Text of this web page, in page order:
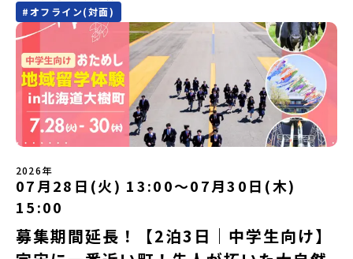
でみませんか？体験のおすすめポイント体験プログラム内容（予
定）＜１日目＞（PM）「オリエンテーション・自己紹介ワーク」
「有田工業高校見学」 -陶芸技術をまなぶ！「セラミック科」のま
なび場を体験 -デザインセンスをまなぶ！「デザイン科」のまなび
場を体験「フィールドワーク」 -有田の歴史ある名所巡り -有田
の歴史的な町並みを体感する「有田焼絵付けアクティビティ」 -職
人さんからまなぶ！有田焼伝統の「絵付け」体験ワークショップ
（協力：clay studio）「みんなで楽しもう！BBQ」 -BBQづく
り -仲間や地元の高校生、町の大人たちと交流・対話＜２日目＞
（AM）「1日目の振り返り」「ワークショップ」 -ゲスト講師によ
（PM）「ランチ/お土産タイム」解散※天候の状況や参加人数によ
ってプログラムを変更する場合がございます。参加概要【開催場
所】佐賀県 有田町（ありたちょう）【実施日程】7月4日（土）〜7
月5日（日）※参加が確定した方には6月5日（金） 18:30～20:00に
「参加者向け事前オンライン研修」をご案内する予定です。必ず参
加をお願いします。【集合場所・時間】7月4日(土) 12：00 JR有田
に登場する町！北海道の「アイヌ文化継承の地」で自然や食を体験
してみませんか？「地元以外の地域の暮らしが気になる。いつか留
学してみたい！」「アイヌ文化の歴史や、マンガに登場する世界を
自分の手で探求したい！」「自然が好きでもっと触れてあそびた
い！」そんな中学生のみなさんにおすすめ！「おためし地域留学体
験」は、日本全国約200の高校と連携し、地域の枠を超えて学校生活
を送る「地域みらい留学」をプチ体験できるプログラムです。はじ
めてのひとり旅でも安心！現地でもスタッフがしっかりとサポート
いたします。今回のフィールドは「北海道平取町（びらとりちょ
う）」北海道の南に位置する平取町（びらとりちょう）。壮大な自
然と「アイヌ文化」が継承されている町として広く知られていま
す。町名の「平取（びらとり）」は、アイヌ語「ピラ・ウトゥル」
（崖の間を意味）という言葉から名付けられました。見上げるほど
大きな山々が連なる「幌尻岳（ぽろしりだけ）」の景色は絶景！日
本一の広さを誇る「すずらん」が咲く花畑や、和牛がのんびりと過
ごす放牧地。日本一の清流に選ばれたこともある、ヤマメやニジマ
スが泳ぐ「沙流川（さるがわ）」。他の地域では見ることのできな
#オフライン(対面)
2026年
07月28日(火) 13:00〜07月30日(木)
15:00
募集期間延長！【2泊3日｜中学生向け】